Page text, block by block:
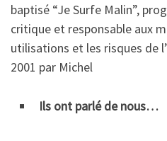
baptisé “Je Surfe Malin”,
critique et responsable aux
utilisations et les risques de
2001 par Michel
Ils ont parlé de nous…